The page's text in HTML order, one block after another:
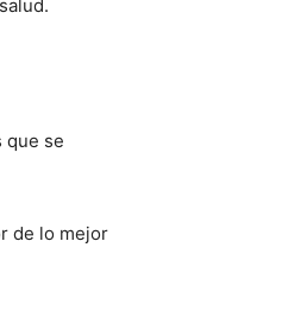
que se
de lo mejor